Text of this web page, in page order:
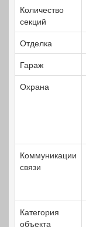
Количество
секций
Отделка
Гараж
Охрана
Коммуникации
связи
Категория
объекта